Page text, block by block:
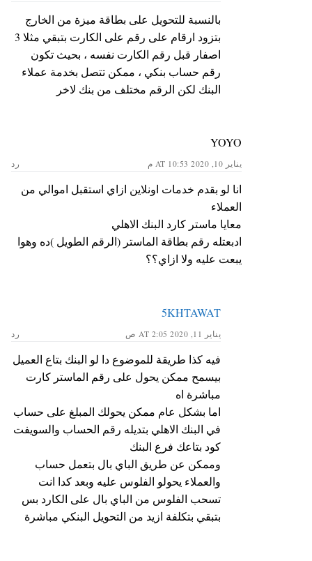
بالنسبة للتحويل على بطاقة ميزة من الخارج
بتزود ارقام على رقم على الكارت بتبقي مثلا 3
اصفار قبل رقم الكارت نفسه ، بحيث تكون
رقم حساب بنكي ، ممكن تتصل بخدمة عملاء
البنك لكن الرقم مختلف من بنك لاخر
YOYO
يناير 10, 2020 AT 10:53 م رد
انا لو بقدم خدمات اونلاين ازاي استقبل اموالي من
العملاء
معايا ماستر كارد البنك الاهلي
ادبعتله رقم بطاقة الماستر (الرقم الطويل )ده وهوا
يبعت عليه ولا ازاي؟؟
5KHTAWAT
يناير 11, 2020 AT 2:05 ص رد
فيه كذا طريقة للموضوع دا لو البنك بتاع العميل
بيسمح ممكن يحول على رقم الماستر كارت
مباشرة اه
اما بشكل عام ممكن يحولك المبلغ على حساب
في البنك الاهلي بتديله رقم الحساب والسويفت
كود بتاعك فرع البنك
وممكن عن طريق الباي بال بتعمل حساب
والعملاء يحولو الفلوس عليه وبعد كدا انت
تسحب الفلوس من الباي بال على الكارد بس
بتبقي بتكلفة ازيد من التحويل البنكي مباشرة